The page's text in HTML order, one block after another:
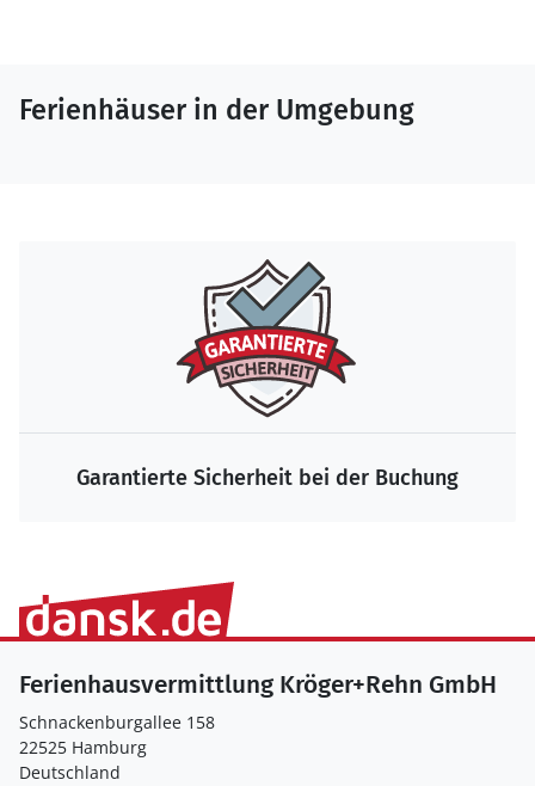
Ferienhäuser in der Umgebung
Die größte Auswahl zum Bestpreis
Ferienhausvermittlung Kröger+Rehn GmbH
Schnackenburgallee 158
22525 Hamburg
Deutschland